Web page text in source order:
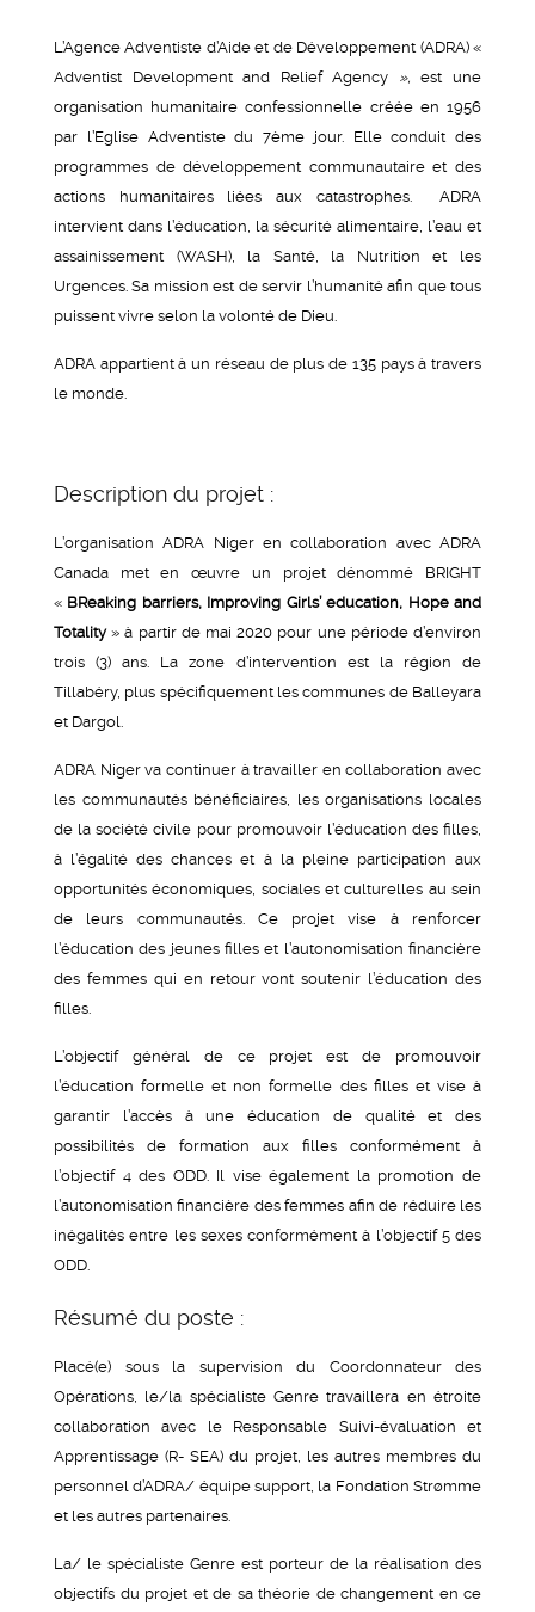
L’Agence Adventiste d’Aide et de Développement (ADRA) «
Adventist Development and Relief Agency »,est une
organisation humanitaire confessionnelle créée en 1956
par l’Eglise Adventiste du 7ème jour. Elle conduit des
programmes de développement communautaire et des
actions humanitaires liées aux catastrophes. ADRA
intervient dans l’éducation, la sécurité alimentaire, l’eau et
assainissement (WASH), la Santé, la Nutrition et les
Urgences. Sa mission est de servir l’humanité afin que tous
puissent vivre selon la volonté de Dieu.
ADRA appartient à un réseau de plus de 135 pays à travers
le monde.
Description du projet :
L’organisation ADRA Niger en collaboration avec ADRA
Canada met en œuvre un projet dénommé BRIGHT
« BReaking barriers, Improving Girls’ education, Hope and
Totality» à partir de mai 2020 pour une période d’environ
trois (3) ans. La zone d’intervention est la région de
Tillabéry, plus spécifiquement les communes de Balleyara
et Dargol.
ADRA Niger va continuer à travailler en collaboration avec
les communautés bénéficiaires, les organisations locales
de la société civile pour promouvoir l’éducation des filles,
à l’égalité des chances et à la pleine participation aux
opportunités économiques, sociales et culturelles au sein
de leurs communautés. Ce projet vise à renforcer
l’éducation des jeunes filles et l’autonomisation financière
des femmes qui en retour vont soutenir l’éducation des
filles.
L’objectif général de ce projet est de promouvoir
l’éducation formelle et non formelle des filles et vise à
garantir l’accès à une éducation de qualité et des
possibilités de formation aux filles conformément à
l’objectif 4 des ODD. Il vise également la promotion de
l’autonomisation financière des femmes afin de réduire les
inégalités entre les sexes conformément à l’objectif 5 des
ODD.
Résumé du poste :
Placé(e) sous la supervision du Coordonnateur des
Opérations, le/la spécialiste Genre travaillera en étroite
collaboration avec le Responsable Suivi-évaluation et
Apprentissage (R- SEA) du projet, les autres membres du
personnel d’ADRA/ équipe support, la Fondation Strømme
et les autres partenaires.
La/ le spécialiste Genre est porteur de la réalisation des
objectifs du projet et de sa théorie de changement en ce